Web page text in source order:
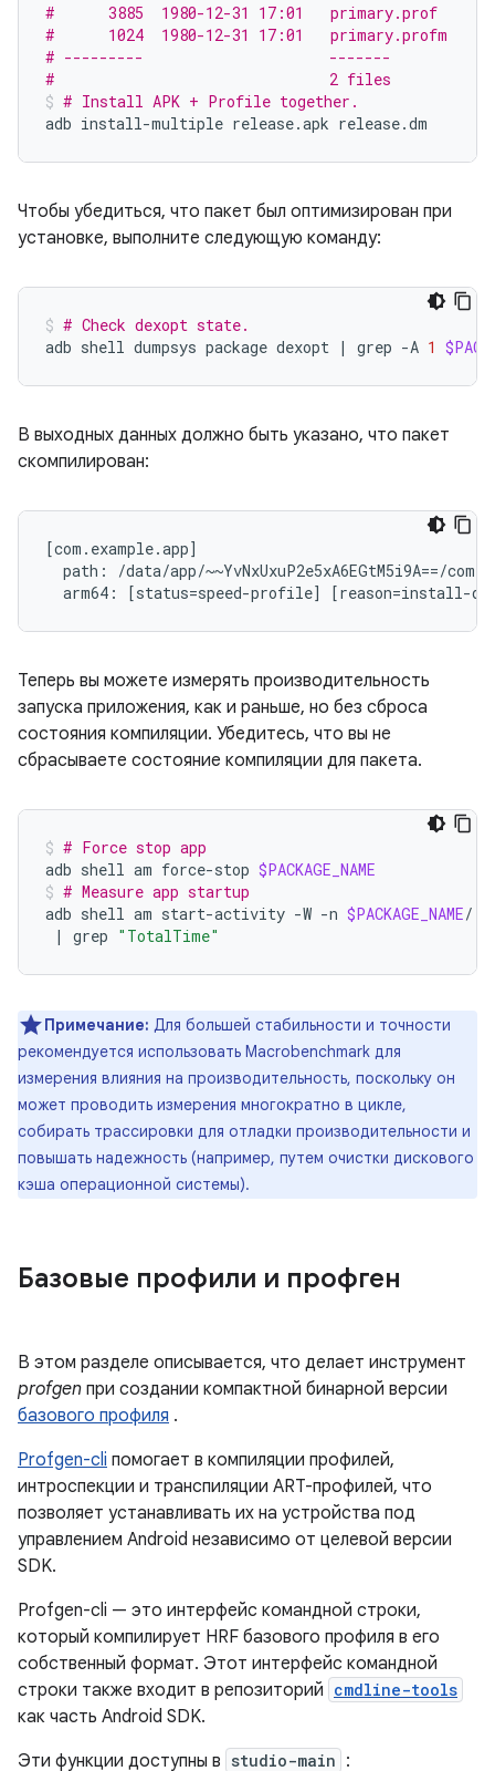
#      3885  1980-12-31 17:01   primary.prof
#      1024  1980-12-31 17:01   primary.profm
# ---------                     -------
#                               2 files
# Install APK + Profile together.
adb install-multiple release.apk release.dm
Чтобы убедиться, что пакет был оптимизирован при
установке, выполните следующую команду:
# Check dexopt state.
adb shell dumpsys package dexopt | grep -A 1
В выходных данных должно быть указано, что пакет
скомпилирован:
[com.example.app]
path: /data/app/~~YvNxUxuP2e5xA6EGtM5i9A==/
Теперь вы можете измерять производительность
запуска приложения, как и раньше, но без сброса
состояния компиляции. Убедитесь, что вы не
сбрасываете состояние компиляции для пакета.
# Force stop app
adb shell am force-stop $PACKAGE_NAME
# Measure app startup
adb shell am start-activity -W -n $PACKAGE_NAME/
|
grep "TotalTime"
Примечание: Для большей стабильности и точности
рекомендуется использовать Macrobenchmark для
измерения влияния на производительность, поскольку он
может проводить измерения многократно в цикле,
собирать трассировки для отладки производительности и
повышать надежность (например, путем очистки дискового
кэша операционной системы).
Базовые профили и профген
В этом разделе описывается, что делает инструмент
profgen при создании компактной бинарной версии
базового профиля .
Profgen-cli помогает в компиляции профилей,
интроспекции и транспиляции ART-профилей, что
позволяет устанавливать их на устройства под
управлением Android независимо от целевой версии
SDK.
Profgen-cli — это интерфейс командной строки,
который компилирует HRF базового профиля в его
собственный формат. Этот интерфейс командной
строки также входит в репозиторий cmdline-tools
как часть Android SDK.
Эти функции доступны в studio-main :